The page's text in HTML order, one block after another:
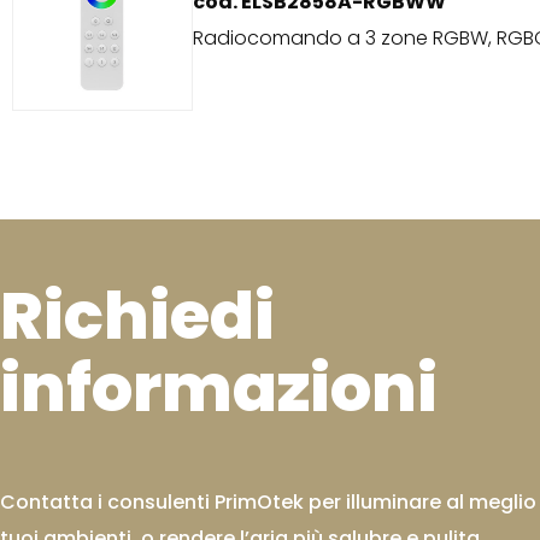
Radiocomando a 3 zone RGBW,
Richiedi
informazioni
Contatta i consulenti PrimOtek per illuminare al meglio